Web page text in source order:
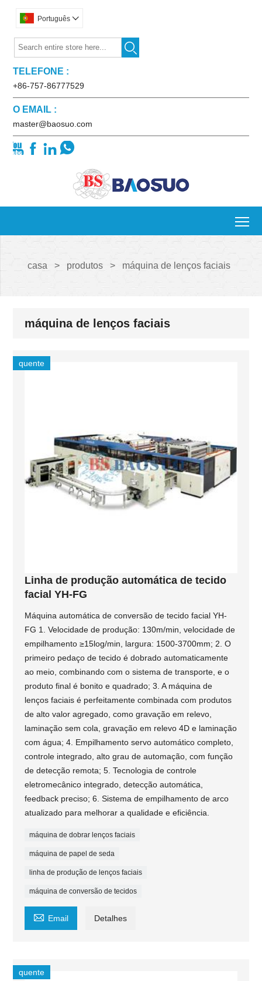
Português 

TELEFONE :
+86-757-86777529
O EMAIL :
master@baosuo.com
   
casa > produtos > máquina de lenços faciais
máquina de lenços faciais
quente
Linha de produção automática de tecido
facial YH-FG
Máquina automática de conversão de tecido facial YH-
FG 1. Velocidade de produção: 130m/min, velocidade de
empilhamento ≥15log/min, largura: 1500-3700mm; 2. O
primeiro pedaço de tecido é dobrado automaticamente
ao meio, combinando com o sistema de transporte, e o
produto final é bonito e quadrado; 3. A máquina de
lenços faciais é perfeitamente combinada com produtos
de alto valor agregado, como gravação em relevo,
laminação sem cola, gravação em relevo 4D e laminação
com água; 4. Empilhamento servo automático completo,
controle integrado, alto grau de automação, com função
de detecção remota; 5. Tecnologia de controle
eletromecânico integrado, detecção automática,
feedback preciso; 6. Sistema de empilhamento de arco
atualizado para melhorar a qualidade e eficiência.
máquina de dobrar lenços faciais
máquina de papel de seda
linha de produção de lenços faciais
máquina de conversão de tecidos
 Email Detalhes
quente